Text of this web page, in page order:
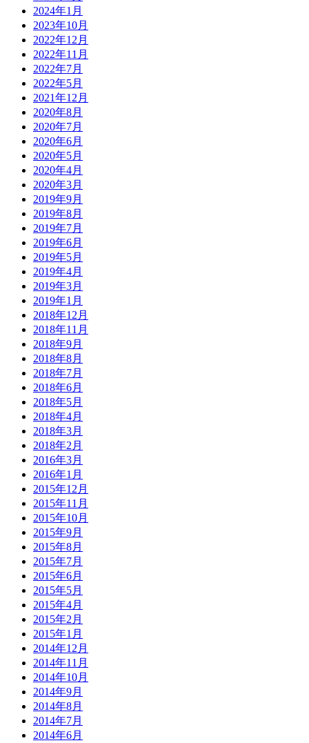
2024年1月
2023年10月
2022年12月
2022年11月
2022年7月
2022年5月
2021年12月
2020年8月
2020年7月
2020年6月
2020年5月
2020年4月
2020年3月
2019年9月
2019年8月
2019年7月
2019年6月
2019年5月
2019年4月
2019年3月
2019年1月
2018年12月
2018年11月
2018年9月
2018年8月
2018年7月
2018年6月
2018年5月
2018年4月
2018年3月
2018年2月
2016年3月
2016年1月
2015年12月
2015年11月
2015年10月
2015年9月
2015年8月
2015年7月
2015年6月
2015年5月
2015年4月
2015年2月
2015年1月
2014年12月
2014年11月
2014年10月
2014年9月
2014年8月
2014年7月
2014年6月